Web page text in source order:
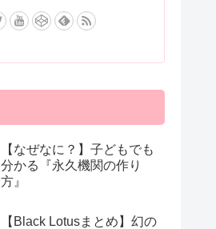
【なぜなに？】子どもでも
分かる『永久機関の作り
方』
【Black Lotusまとめ】幻の